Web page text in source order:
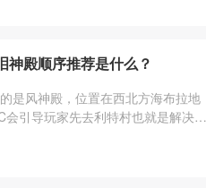
神殿顺序推荐是什么？
是风神殿，位置在西北方海布拉地
引导玩家先去利特村也就是解决风